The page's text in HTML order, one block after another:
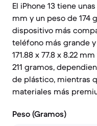
El iPhone 13 tiene
mm y un peso de 174
dispositivo más
teléfono más grande
171.88 x 77.8 x 8.22
211 gramos,
de plástico, mientras
materiales más
Peso (Gramos)